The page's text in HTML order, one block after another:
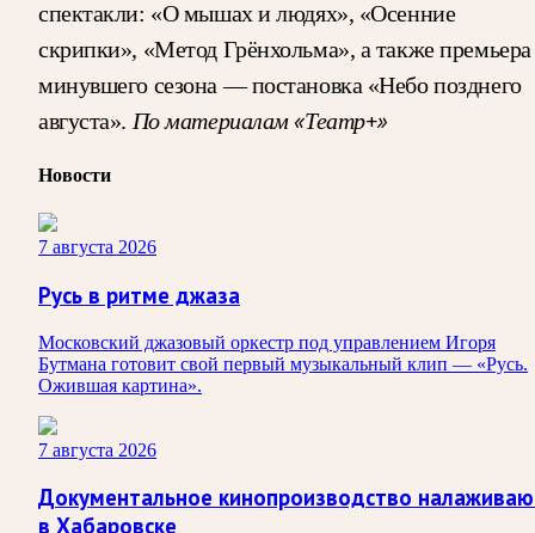
спектакли: «О мышах и людях», «Осенние
скрипки», «Метод Грёнхольма», а также премьера
минувшего сезона — постановка «Небо позднего
августа». По материалам «Театр+»
Новости
7 августа 2026
Русь в ритме джаза
Московский джазовый оркестр под управлением Игоря
Бутмана готовит свой первый музыкальный клип — «Русь.
Ожившая картина».
7 августа 2026
Документальное кинопроизводство
в Хабаровске